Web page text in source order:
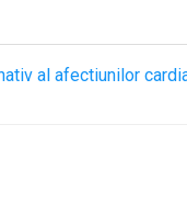
al afectiunilor